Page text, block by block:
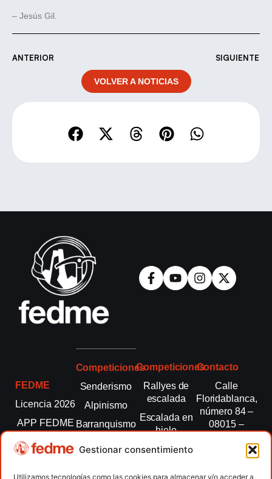
Gestionar consentimiento
Utilizamos tecnologías como las cookies para almacenar y/o acceder a
– Jesús Gil.
ANTERIOR SIGUIENTE
VOLVER A NOTICIAS
FEDME
Licencia 2026
APP FEDME
Transparencia
autonómicas
Competiciones
Senderismo
Alpinismo
Barranquismo
montaña
Escalada
Competiciones
Rallyes de
escalada
Escalada en
hielo
Esquí de
Contacto
Calle
Floridablanca,
número 84 –
08015 –
fedme@fedme.es
934 264 267